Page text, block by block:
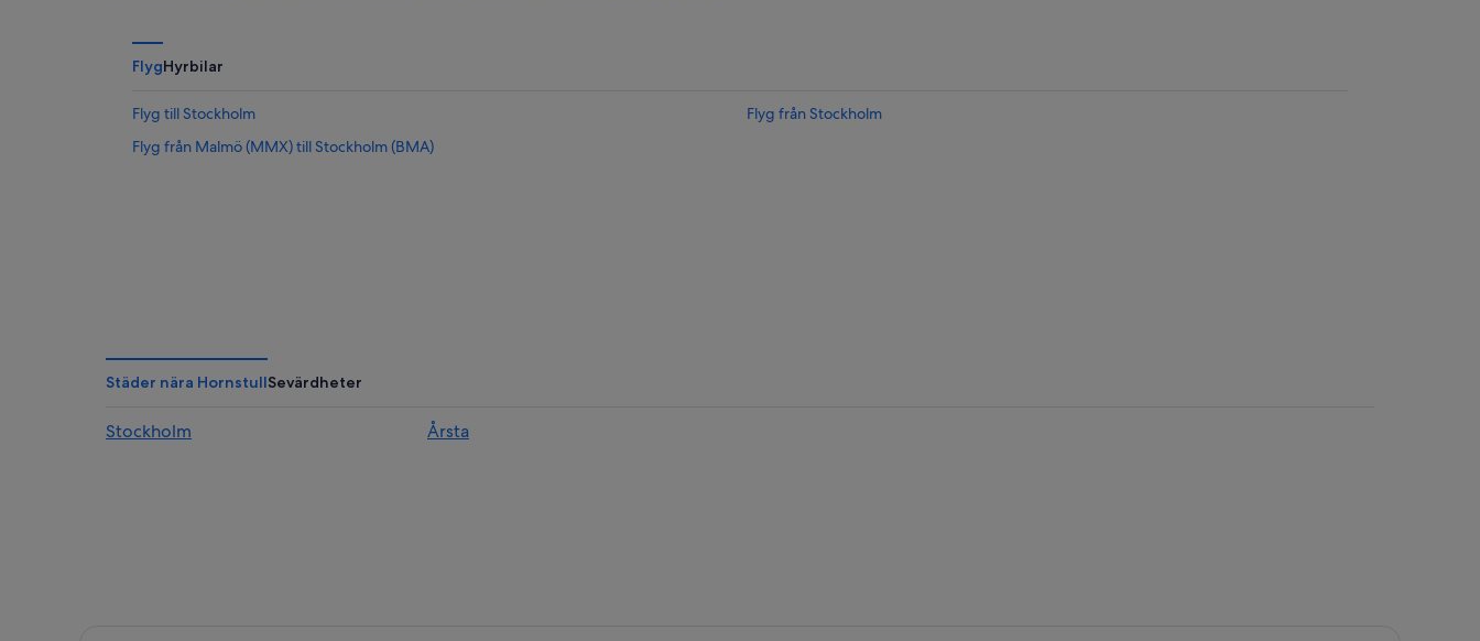
FlygHyrbilar
Flyg till Stockholm
Flyg från Stockholm
Flyg från Malmö (MMX) till Stockholm (BMA)
Städer nära HornstullSevärdheter
Stockholm Årsta